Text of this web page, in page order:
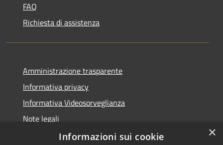
FAQ
Richiesta di assistenza
Amministrazione trasparente
Informativa privacy
Informativa Videosorveglianza
Note legali
Dichiarazione di accessibilità
×
Informazioni sui cookie